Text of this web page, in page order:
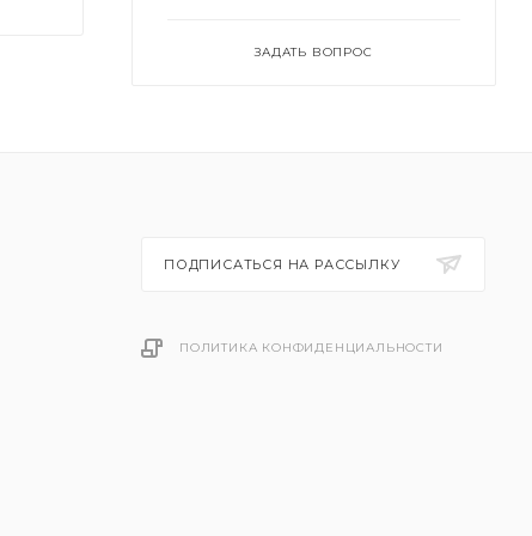
ЗАДАТЬ ВОПРОС
ПОДПИСАТЬСЯ НА РАССЫЛКУ
ПОЛИТИКА КОНФИДЕНЦИАЛЬНОСТИ